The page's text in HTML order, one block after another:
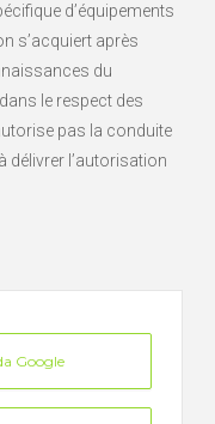
d’équipements
s’acquiert après
du
le respect des
pas la conduite
délivrer l’autorisation
Google